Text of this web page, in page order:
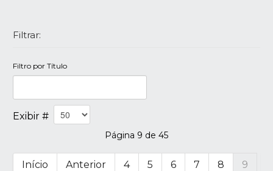
Filtrar:
Filtro por Título
Exibir #
Página 9 de 45
Início Anterior 4 5 6 7 8 9